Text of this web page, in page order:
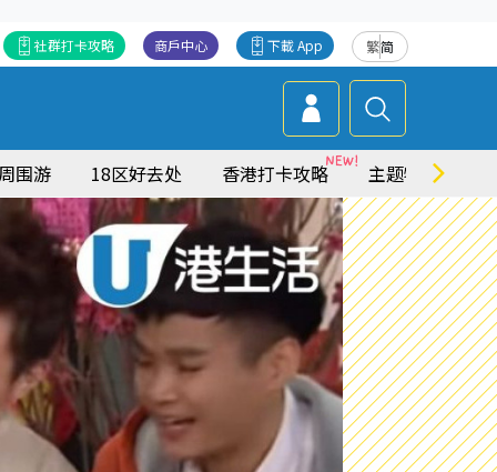
繁简
下載 App
商戶中心
社群打卡攻略
围游 18区好去处 香港打卡攻略 主题特集